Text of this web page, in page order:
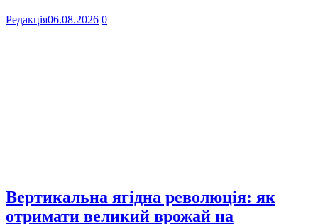
Редакція06.08.2026 0
Вертикальна ягідна революція: як
отримати великий врожай на